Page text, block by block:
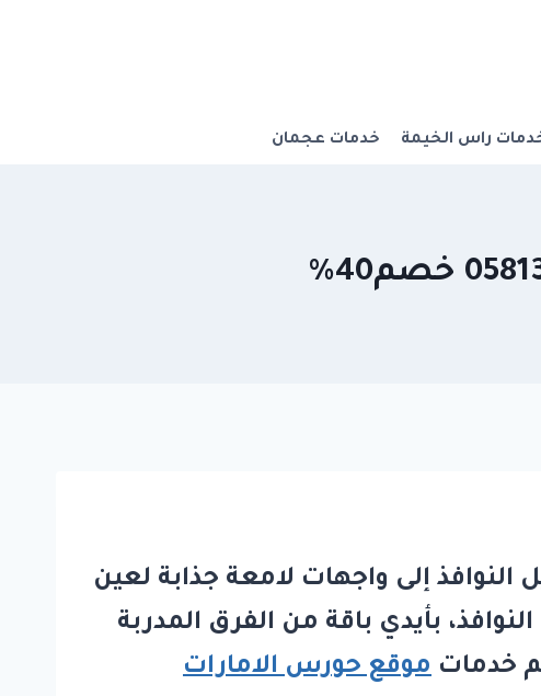
راس الخيمة خدمات عجمان
إلى واجهات لامعة جذابة لعين
بأيدي باقة من الفرق المدربة
موقع حورس الامارات